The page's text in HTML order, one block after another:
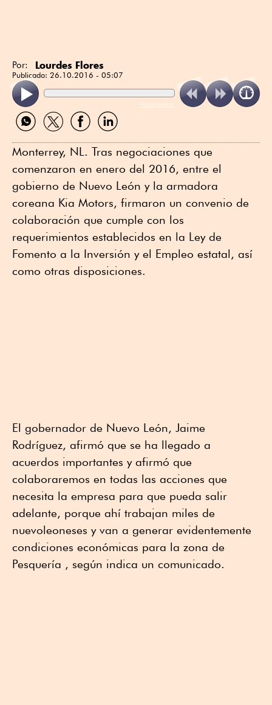
Por: Lourdes Flores
Publicado: 26.10.2016 - 05:07
ReadSpeaker
Compartir
por
Compartir
por
Compartir
por
Compartir
por
Monterrey, NL. Tras negociaciones que
comenzaron en enero del 2016, entre el
gobierno de Nuevo León y la armadora
coreana Kia Motors, firmaron un convenio de
colaboración que cumple con los
requerimientos establecidos en la Ley de
Fomento a la Inversión y el Empleo estatal, así
como otras disposiciones.
El gobernador de Nuevo León, Jaime
Rodríguez, afirmó que se ha llegado a
acuerdos importantes y afirmó que
colaboraremos en todas las acciones que
necesita la empresa para que pueda salir
adelante, porque ahí trabajan miles de
nuevoleoneses y van a generar evidentemente
condiciones económicas para la zona de
Pesquería , según indica un comunicado.